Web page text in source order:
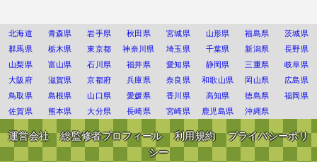
北海道 青森県 岩手県 秋田県 宮城県 山形県 福島県
茨城県
群馬県
栃木県 東京都 神奈川県 埼玉県 千葉県 新潟県
長野県
山梨県
富山県 石川県 福井県 愛知県 静岡県 三重県
岐阜県
大阪府
滋賀県 京都府 兵庫県 奈良県 和歌山県 岡山県
広島県
鳥取県
島根県 山口県 愛媛県 香川県 高知県 徳島県
福岡県
佐賀県
熊本県 大分県 長崎県 宮崎県 鹿児島県 沖縄県
運営会社 総監修者プロフィール 利用規約
プライバシーポリ
シー